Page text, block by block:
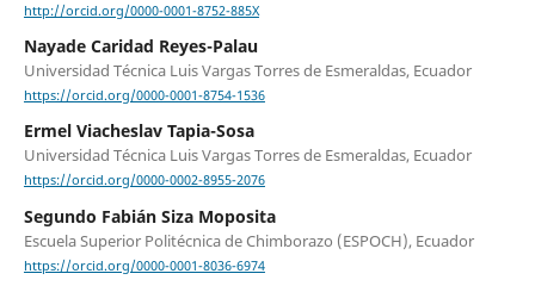
http://orcid.org/0000-0001-8752-885X
Nayade Caridad Reyes-Palau
Universidad Técnica Luis Vargas Torres de Esmeraldas, Ecuador
https://orcid.org/0000-0001-8754-1536
Ermel Viacheslav Tapia-Sosa
Universidad Técnica Luis Vargas Torres de Esmeraldas, Ecuador
https://orcid.org/0000-0002-8955-2076
Segundo Fabián Siza Moposita
Escuela Superior Politécnica de Chimborazo (ESPOCH), Ecuador
https://orcid.org/0000-0001-8036-6974